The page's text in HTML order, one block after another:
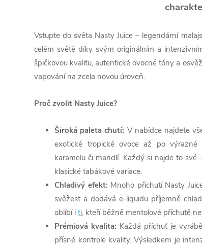
Vstupte do světa Nasty Juice – legendární
celém světě díky svým originálním a
špičkovou kvalitu, autentické ovocné tóny a
vapování na zcela novou úroveň.
Proč zvolit Nasty Juice?
Široká paleta chutí: V nabídce najdete
exotické tropické ovoce až po
karamelu či mandlí. Každý si najde to
klasické tabákové variace.
Chladivý efekt: Mnoho příchutí Nasty
svěžest a dodává e-liquidu příjemně
oblíbí iti, kteří běžně mentolové příchutě
Prémiová kvalita: Každá příchuť je
přísné kontrole kvality. Výsledkem je